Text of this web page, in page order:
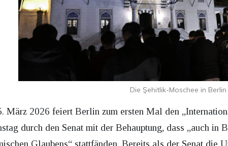
Die Şehitlik-Moschee in
März 2026 feiert Berlin zum ersten Mal den
durch den Senat mit der Behauptung, dass „auch
Glaubens“ stattfänden. Bereits als der Senat die